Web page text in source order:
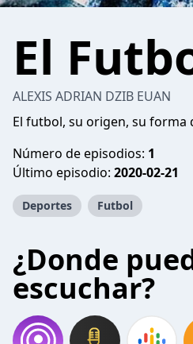
El
ALEXIS ADRIAN DZIB EUAN
El futbol, su origen, su forma
Número de episodios: 1
Último episodio: 2020-02-21
Deportes Futbol
¿Donde
escuchar?